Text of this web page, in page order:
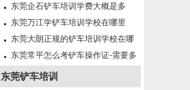
少？
东莞企石铲车培训学费大概是多
少？
东莞万江学铲车培训学校在哪里
东莞大朗正规的铲车培训学校在哪
里?
东莞常平怎么考铲车操作证-需要多
少钱?
东莞铲车培训